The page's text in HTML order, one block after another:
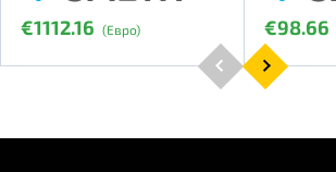
€1112.16 (Евро) €98.66